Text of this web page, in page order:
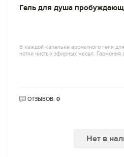
Гель для душа
В каждой капельке ароматного геля
нотки чистых эфирных масел. Гармония
ОТЗЫВОВ: 0
Нет в